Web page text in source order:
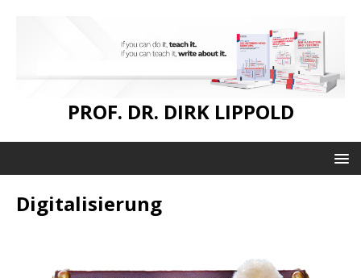
PROF. DR. DIRK LIPPOLD
Digitalisierung